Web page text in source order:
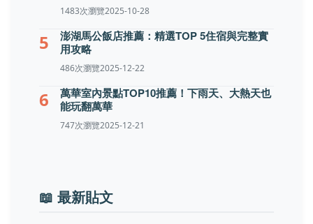
1483次瀏覽2025-10-28
5
澎湖馬公飯店推薦：精選TOP 5住宿與完整實
用攻略
486次瀏覽2025-12-22
6
萬華室內景點TOP10推薦！下雨天、大熱天也
能玩翻萬華
747次瀏覽2025-12-21
📖 最新貼文